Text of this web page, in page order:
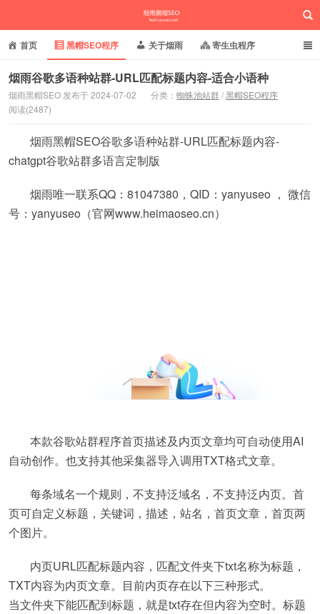
首页 黑帽SEO程序 关于烟雨 寄生虫程序
泛目录程序 蜘蛛池站群 小偷镜像程序
批量养站程序
相关新闻动态
烟雨谷歌多语种站群-URL匹配标题内容-适合小语种
烟雨黑帽SEO 发布于 2024-07-02 分类： 蜘蛛池站群/黑帽SEO程序
阅读(2487)
烟雨黑帽SEO谷歌多语种站群-URL匹配标题内容-
chatgpt谷歌站群多语言定制版
烟雨唯一联系QQ：81047380，QID：yanyuseo ， 微信
号：yanyuseo（官网www.heimaoseo.cn）
本款谷歌站群程序首页描述及内页文章均可自动使用AI
自动创作。也支持其他采集器导入调用TXT格式文章。
每条域名一个规则，不支持泛域名，不支持泛内页。首
页可自定义标题，关键词，描述，站名，首页文章，首页两
个图片。
内页URL匹配标题内容，匹配文件夹下txt名称为标题，
TXT内容为内页文章。目前内页存在以下三种形式。
当文件夹下能匹配到标题，就是txt存在但内容为空时。标题